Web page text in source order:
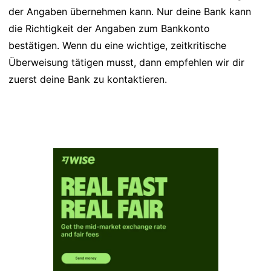
der Angaben übernehmen kann. Nur deine Bank kann
die Richtigkeit der Angaben zum Bankkonto
bestätigen. Wenn du eine wichtige, zeitkritische
Überweisung tätigen musst, dann empfehlen wir dir
zuerst deine Bank zu kontaktieren.